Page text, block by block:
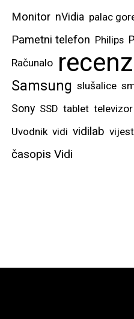
Monitor nVidia palac
Pametni telefon Philips
Računalo
Samsung slušalice
Sony SSD tablet televizor
Uvodnik vidi vidilab
časopis Vidi